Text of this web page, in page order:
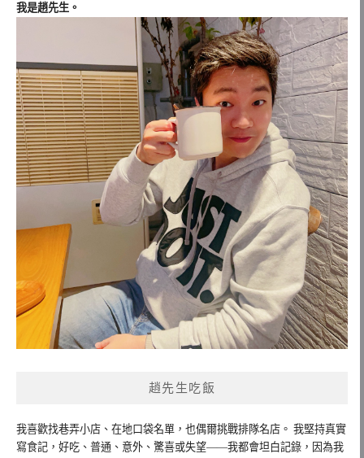
我是趙先生。
趙先生吃飯
我喜歡找巷弄小店、在地口袋名單，也偶爾挑戰排隊名店。 我堅持真實
寫食記，好吃、普通、意外、驚喜或失望——我都會坦白記錄，因為我